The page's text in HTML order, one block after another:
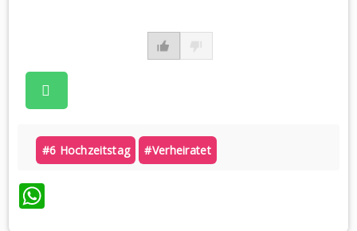
#6 Hochzeitstag #verheiratet
WhatsApp